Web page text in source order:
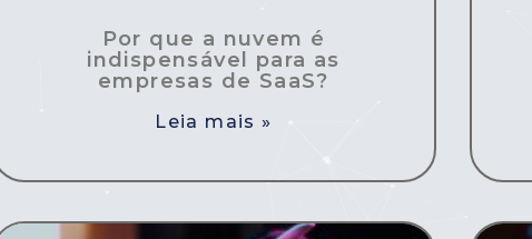
Por que a nuvem é
indispensável para as
empresas de SaaS?
Leia mais »